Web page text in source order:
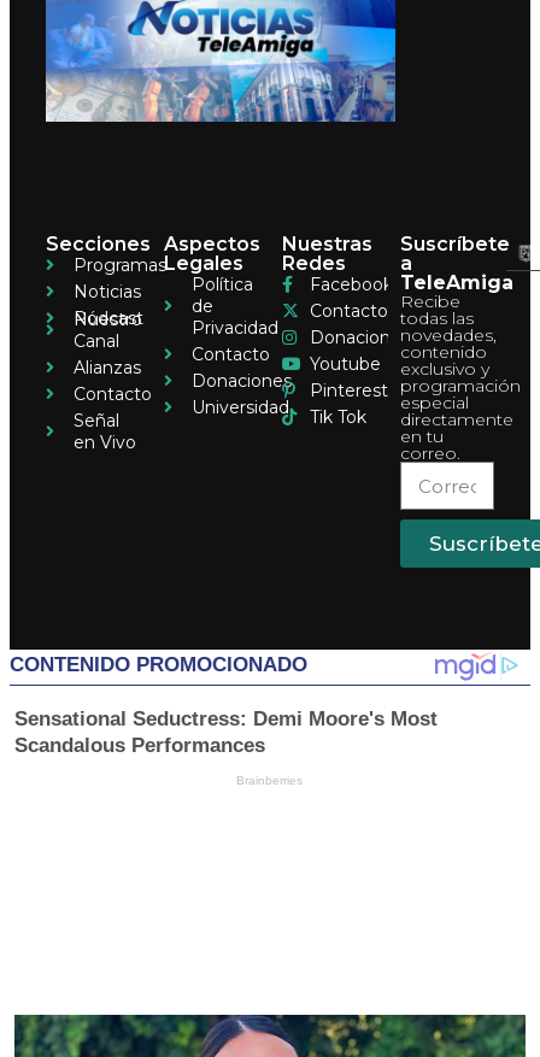
Secciones
Programas
Noticias
Pódcast
Nuestro
Canal
Alianzas
Contacto
Señal
en Vivo
Aspectos
Legales
Política
de
Privacidad
Contacto
Donaciones
Universidad
Nuestras
Redes
Facebook
Contacto
Donaciones
Youtube
Pinterest
Tik Tok
Suscríbete
a
TeleAmiga
Recibe
todas las
novedades,
contenido
exclusivo y
programación
especial
directamente
en tu
correo.